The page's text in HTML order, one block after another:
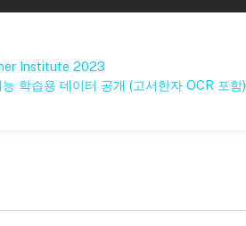
Institute 2023
학습용 데이터 공개 (고서한자 OCR 포함)